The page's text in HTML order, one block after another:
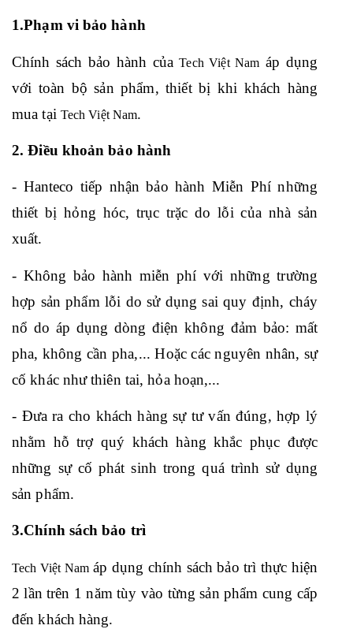
1.Phạm vi bảo hành
Chính sách bảo hành của Tech Việt Nam áp dụng
với toàn bộ sản phẩm, thiết bị khi khách hàng
mua tại Tech Việt Nam.
2. Điều khoản bảo hành
- Hanteco tiếp nhận bảo hành Miễn Phí những
thiết bị hỏng hóc, trục trặc do lỗi của nhà sản
xuất.
- Không bảo hành miễn phí với những trường
hợp sản phẩm lỗi do sử dụng sai quy định, cháy
nổ do áp dụng dòng điện không đảm bảo: mất
pha, không cần pha,... Hoặc các nguyên nhân, sự
cố khác như thiên tai, hỏa hoạn,...
- Đưa ra cho khách hàng sự tư vấn đúng, hợp lý
nhằm hỗ trợ quý khách hàng khắc phục được
những sự cố phát sinh trong quá trình sử dụng
sản phẩm.
3.Chính sách bảo trì
Tech Việt Nam áp dụng chính sách bảo trì thực hiện
2 lần trên 1 năm tùy vào từng sản phẩm cung cấp
đến khách hàng.